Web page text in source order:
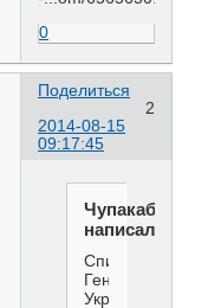
0
Поделиться
2
2014-08-15
09:17:45
Чупакабра
написал(а):
Спикер
Украины